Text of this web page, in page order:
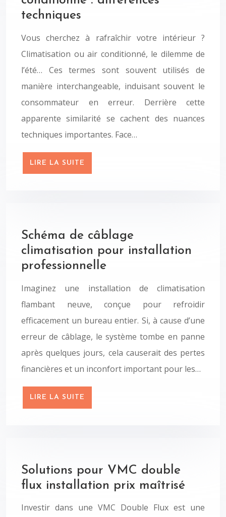
techniques
Vous cherchez à rafraîchir votre intérieur ?
Climatisation ou air conditionné, le dilemme de
l’été… Ces termes sont souvent utilisés de
manière interchangeable, induisant souvent le
consommateur en erreur. Derrière cette
apparente similarité se cachent des nuances
techniques importantes. Face…
LIRE LA SUITE
Schéma de câblage
climatisation pour installation
professionnelle
Imaginez une installation de climatisation
flambant neuve, conçue pour refroidir
efficacement un bureau entier. Si, à cause d’une
erreur de câblage, le système tombe en panne
après quelques jours, cela causerait des pertes
financières et un inconfort important pour les…
LIRE LA SUITE
Solutions pour VMC double
flux installation prix maîtrisé
Investir dans une VMC Double Flux est une